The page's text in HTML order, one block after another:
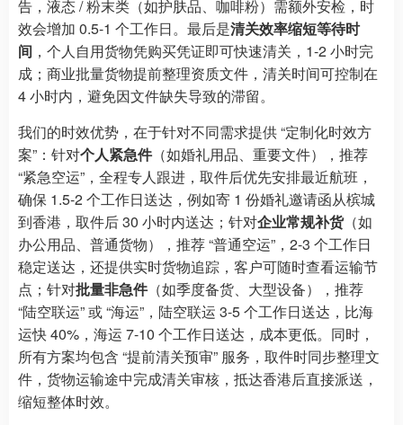
告，液态 / 粉末类（如护肤品、咖啡粉）需额外安检，时
效会增加 0.5-1 个工作日。最后是清关效率缩短等待时
间 ，个人自用货物凭购买凭证即可快速清关，1-2 小时完
成；商业批量货物提前整理资质文件，清关时间可控制在
4 小时内，避免因文件缺失导致的滞留。
我们的时效优势，在于针对不同需求提供 “定制化时效方
案”：针对个人紧急件（如婚礼用品、重要文件），推荐
“紧急空运”，全程专人跟进，取件后优先安排最近航班，
确保 1.5-2 个工作日送达，例如寄 1 份婚礼邀请函从槟城
到香港，取件后 30 小时内送达；针对企业常规补货（如
办公用品、普通货物），推荐 “普通空运”，2-3 个工作日
稳定送达，还提供实时货物追踪，客户可随时查看运输节
点；针对批量非急件（如季度备货、大型设备），推荐
“陆空联运” 或 “海运”，陆空联运 3-5 个工作日送达，比海
运快 40%，海运 7-10 个工作日送达，成本更低。同时，
所有方案均包含 “提前清关预审” 服务，取件时同步整理文
件，货物运输途中完成清关审核，抵达香港后直接派送，
缩短整体时效。